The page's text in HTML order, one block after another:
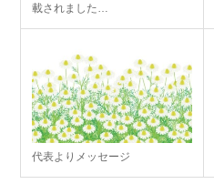
載されました…
代表よりメッセージ